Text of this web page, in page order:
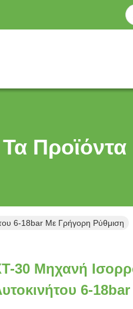
Προϊόντα
6-18bar Με Γρήγορη Ρύθμιση
30 Μηχανή
6-